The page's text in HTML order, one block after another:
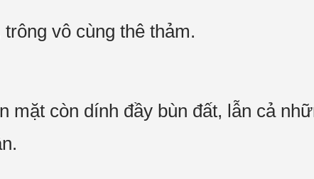
vô cùng thê thảm.
mặt còn dính đầy bùn đất, lẫn cả